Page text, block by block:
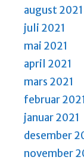
august 2021
juli 2021
mai 2021
april 2021
mars 2021
februar 2021
januar 2021
desember
november